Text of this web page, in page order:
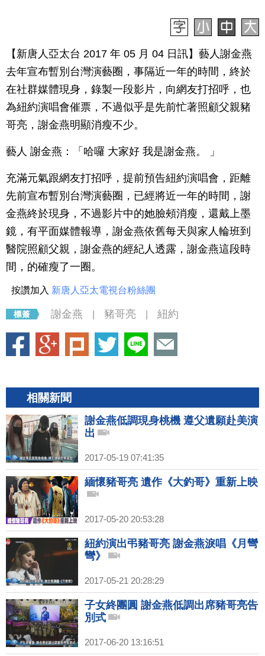
【新唐人亞太台 2017 年 05 月 04 日訊】藝人謝金燕
去年宣布暫別台灣演藝圈，事隔近一年的時間，終於
在社群媒體現身，錄製一段影片，向網友打招呼，也
為紐約演唱會催票，不過似乎是先前忙著照顧父親豬
哥亮，謝金燕明顯消瘦不少。
藝人 謝金燕：「哈囉 大家好 我是謝金燕。 」
充滿元氣跟網友打招呼，提前預告紐約演唱會，距離
先前宣布暫別台灣演藝圈，已經將近一年的時間，謝
金燕終於現身，不過影片中的她臉頰消瘦，還戴上墨
鏡，有平面媒體報導，謝金燕依舊每天與家人輪班到
醫院照顧父親，謝金燕的經紀人透露，謝金燕這段時
間，的確瘦了一圈。
按讚加入 新唐人亞太電視台粉絲團
謝金燕 豬哥亮 紐約
相關新聞
謝金燕低調現身桃機 遵父遺願赴美演
出
2017-05-19 07:41:35
緬懷豬哥亮 遺作《大釣哥》重新上映
2017-05-20 20:53:28
紐約演出弔豬哥亮 謝金燕淚唱《月彎
彎》
2017-05-21 20:28:29
子女終團圓 謝金燕低調出席豬哥亮告
別式
2017-06-20 13:16:51